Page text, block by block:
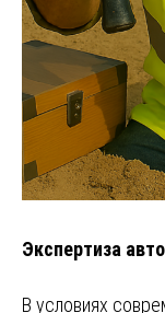
Экспертиза
В условиях